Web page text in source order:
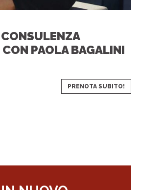
CON PAOLA BAGALINI
PRENOTA SUBITO!